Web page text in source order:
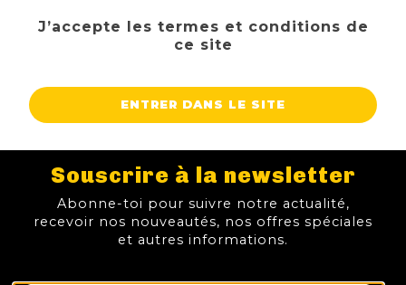
J’accepte les termes et conditions de
ce site
ENTRER DANS LE SITE
Souscrire à la newsletter
Abonne-toi pour suivre notre actualité,
recevoir nos nouveautés, nos offres spéciales
et autres informations.